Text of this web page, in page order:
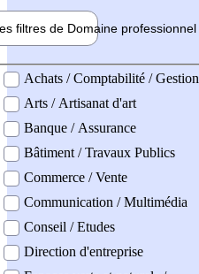
filtres de Domaine professionnel
professionel
Achats / Comptabilité / Gestion
Arts / Artisanat d'art
Banque / Assurance
Bâtiment / Travaux Publics
Commerce / Vente
Communication / Multimédia
Conseil / Etudes
Direction d'entreprise